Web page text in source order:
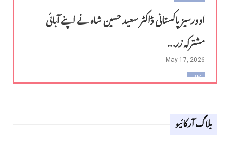
اوورسیز پاکستانی ڈاکٹر سعید حسین شاہ نے اپنے آبائی
مشترکہ زر...
May 17, 2026
کالم
Apr 18, 2026
بلاگ آرکائیو